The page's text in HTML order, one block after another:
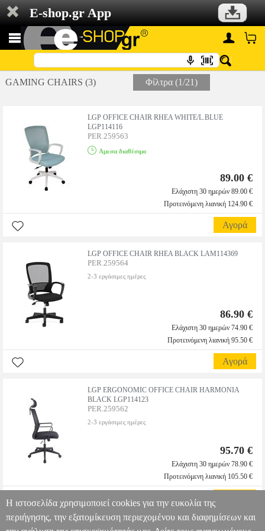
E-shop.gr App
GAMING CHAIRS (3) Φίλτρα (1/21)
LGP OFFICE CHAIR RHEA WHITE/L.BLUE
LGP114116
PER.259563
Αμεσα διαθέσιμο
89.00 €
Ελάχιστη 30 ημερών 89.00 €
Προτεινόμενη λιανική 124.90 €
Αγορά
LGP OFFICE CHAIR RHEA BLACK LAM114369
PER.259564
2-3 εργάσιμες ημέρες
86.90 €
Ελάχιστη 30 ημερών 74.90 €
Προτεινόμενη λιανική 95.50 €
Αγορά
LGP ERGONOMIC OFFICE CHAIR HARMONIA
BLACK LGP114123
PER.259562
2-3 εργάσιμες ημέρες
95.70 €
Ελάχιστη 30 ημερών 78.90 €
Προτεινόμενη λιανική 105.50 €
Η ιστοσελίδα χρησιμοποιεί cookies για την ευκολία της
περιήγησης, την εξατομίκευση περιεχομένου και διαφημίσεων και